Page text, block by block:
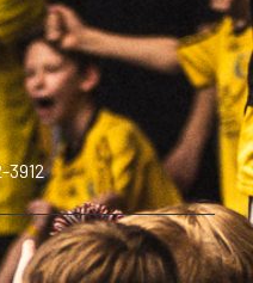
3912